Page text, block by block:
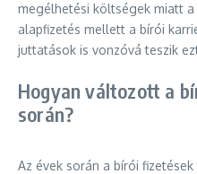
megélhetési költségek miatt
alapfizetés mellett a bírói
juttatások is vonzóvá teszik
Hogyan változott a
során?
Az évek során a bírói